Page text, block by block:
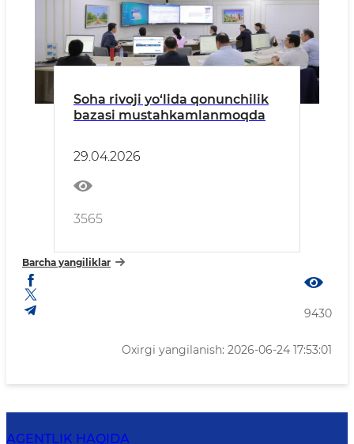
Soha rivoji yo‘lida qonunchilik
bazasi mustahkamlanmoqda
29.04.2026
3565
Barcha yangiliklar
9430
Oxirgi yangilanish: 2026-06-24 17:53:01
AGENTLIK HAQIDA